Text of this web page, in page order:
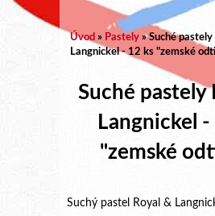
Úvod » Pastely » Suché pastely
Langnickel - 12 ks "zemské
Suché pastely
Langnickel -
"zemské
Suchý pastel Royal &